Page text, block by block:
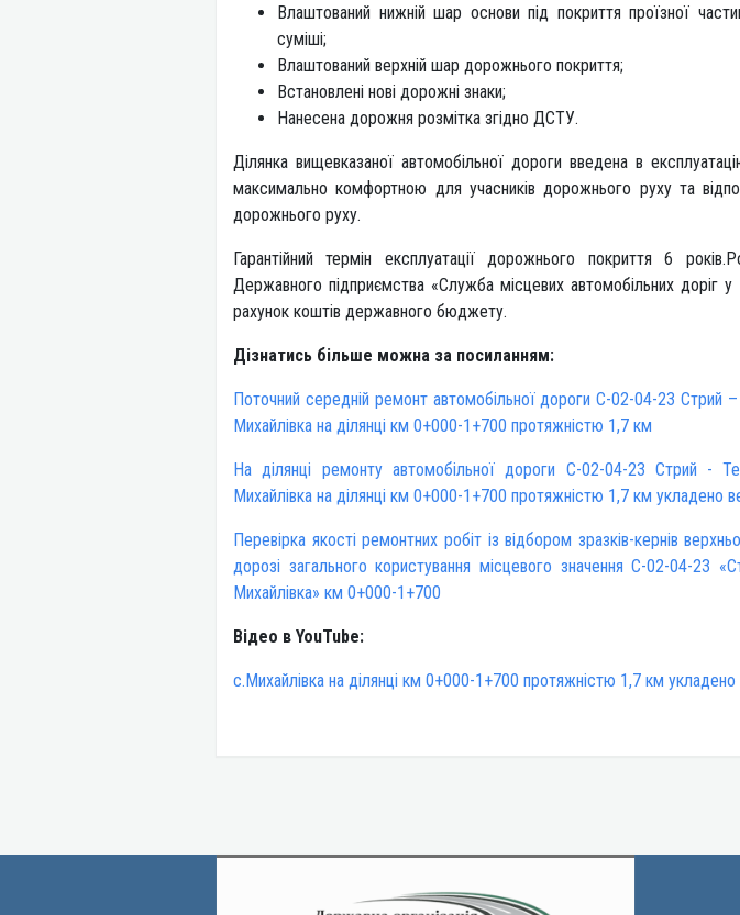
Влаштований нижній шар основи під покриття проїзної
суміші;
Влаштований верхній шар дорожнього покриття;
Встановлені нові дорожні знаки;
Нанесена дорожня розмітка згідно ДСТУ.
Ділянка вищевказаної автомобільної дороги введена в
максимально комфортною для учасників дорожнього руху та
дорожнього
Гарантійний термін експлуатації дорожнього покриття 6
Державного підприємства «Служба місцевих автомобільних доріг у
рахунок коштів державного бюджету.
Дізнатись більше можна за посиланням:
Поточний середній ремонт автомобільної дороги С-02-04-23 Стрий
Михайлівка на ділянці км 0+000-1+700 протяжністю 1,7 км
На ділянці ремонту автомобільної дороги С-02-04-23 Стрий -
Михайлівка на ділянці км 0+000-1+700 протяжністю 1,7 км укладено
Перевірка якості ремонтних робіт із відбором зразків-кернів
дорозі загального користування місцевого значення С-02-04-23
Михайлівка» км 0+000-1+700
Відео в YouTube:
с.Михайлівка на ділянці км 0+000-1+700 протяжністю 1,7 км укладено